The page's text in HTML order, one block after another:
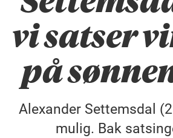
vi satser
på
Alexander Settemsdal
mulig. Bak